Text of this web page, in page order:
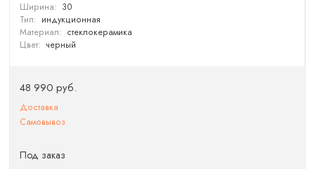
Ширина: 30
Тип: индукционная
Материал: стеклокерамика
Цвет: черный
48 990 руб.
Доставка
Самовывоз
Под заказ